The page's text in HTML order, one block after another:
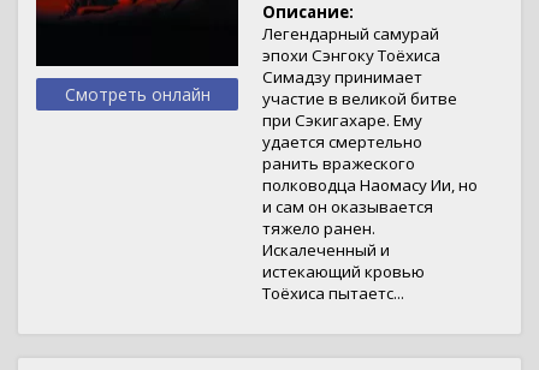
Смотреть онлайн
Описание:
Легендарный самурай
эпохи Сэнгоку Тоёхиса
Симадзу принимает
участие в великой битве
при Сэкигахаре. Ему
удается смертельно
ранить вражеского
полководца Наомасу Ии, но
и сам он оказывается
тяжело ранен.
Искалеченный и
истекающий кровью
Тоёхиса пытаетс...